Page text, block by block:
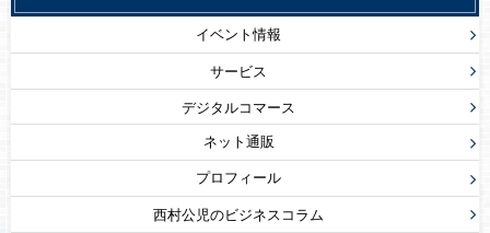
イベント情報
サービス
デジタルコマース
ネット通販
プロフィール
西村公児のビジネスコラム